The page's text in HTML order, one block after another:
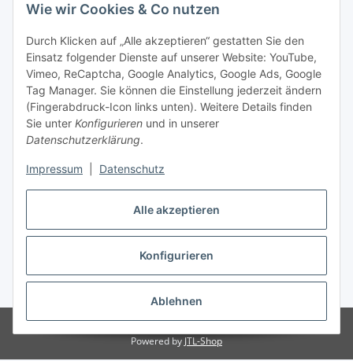
Alle akzeptieren
Konfigurieren
Ablehnen
Wie wir Cookies & Co nutzen
Durch Klicken auf „Alle akzeptieren“ gestatten Sie den
Einsatz folgender Dienste auf unserer Website: YouTube,
Vimeo, ReCaptcha, Google Analytics, Google Ads, Google
Tag Manager. Sie können die Einstellung jederzeit ändern
(Fingerabdruck-Icon links unten). Weitere Details finden
Sie unter Konfigurieren und in unserer
Datenschutzerklärung.
Impressum Datenschutz
* Alle Preise inkl. gesetzlicher MwSt., zzgl.
Powered by JTL-Shop